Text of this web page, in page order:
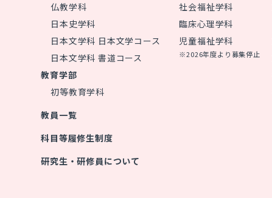
仏教学科
日本史学科
日本文学科 日本文学コース
日本文学科 書道コース
社会福祉学科
臨床心理学科
児童福祉学科
※2026年度より募集停止
教育学部
初等教育学科
教員一覧
科目等履修生制度
研究生・研修員について